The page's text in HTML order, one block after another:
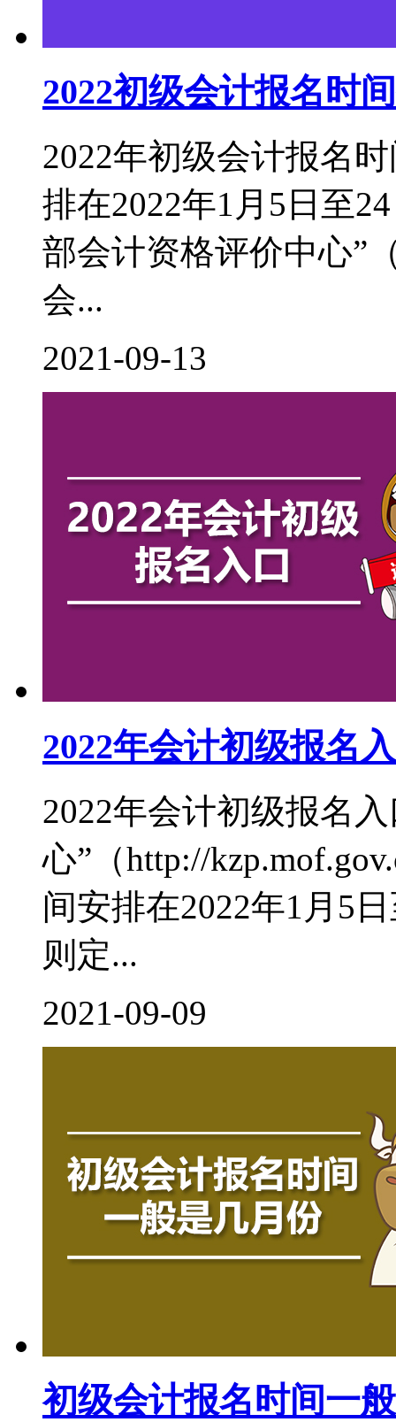
2022初级会计报名时
2022年初级会计报名
排在2022年1月5日至
部会计资格评价中心”
会...
2021-09-13
2022年会计初级报名
2022年会计初级报名
心”（http://
间安排在2022年1月5
则定...
2021-09-09
初级会计报名时间一